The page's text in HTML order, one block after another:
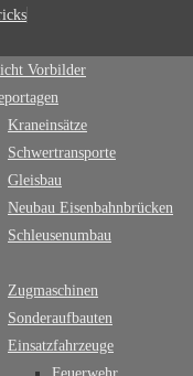
Vorbilder
Kraneinsätze
Schwertransporte
Gleisbau
Neubau Eisenbahnbrücken
Schleusenumbau
Zugmaschinen
Sonderaufbauten
Einsatzfahrzeuge